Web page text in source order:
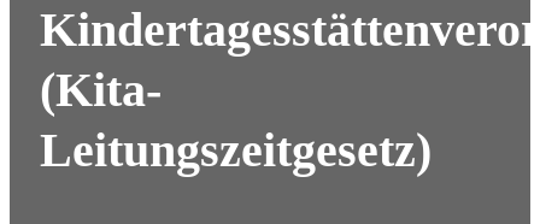
(Kita-
Leitungszeitgesetz)